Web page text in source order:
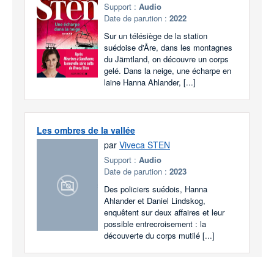
Support : Audio
Date de parution : 2022
Sur un télésiège de la station
suédoise d'Åre, dans les montagnes
du Jämtland, on découvre un corps
gelé. Dans la neige, une écharpe en
laine Hanna Ahlander, [...]
Les ombres de la vallée
par Viveca STEN
Support : Audio
Date de parution : 2023
Des policiers suédois, Hanna
Ahlander et Daniel Lindskog,
enquêtent sur deux affaires et leur
possible entrecroisement : la
découverte du corps mutilé [...]